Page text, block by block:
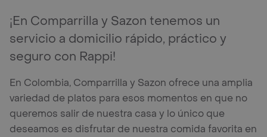
¡En Comparrilla y Sazon tenemos un
servicio a domicilio rápido, práctico y
seguro con Rappi!
En Colombia, Comparrilla y Sazon ofrece una amplia
variedad de platos para esos momentos en que no
queremos salir de nuestra casa y lo único que
deseamos es disfrutar de nuestra comida favorita en